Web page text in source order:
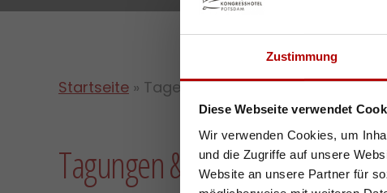
Zustimmung
Diese Webseite verwendet
Wir verwenden Cookies, um
und die Zugriffe auf unsere
Website an unsere Partner für
Startseite» Tagen
Tagungen & Kongresse –